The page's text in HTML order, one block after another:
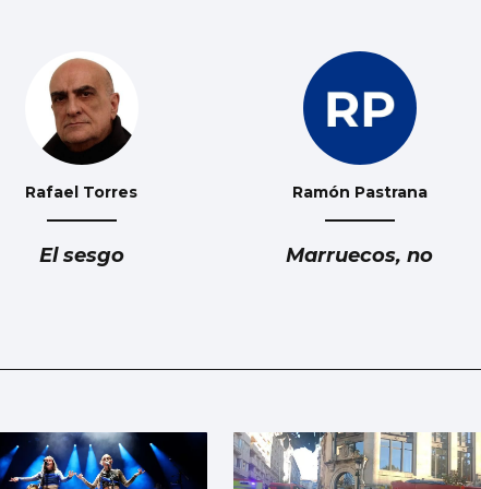
Rafael Torres
El sesgo
Ramón Pastrana
Marruecos, no